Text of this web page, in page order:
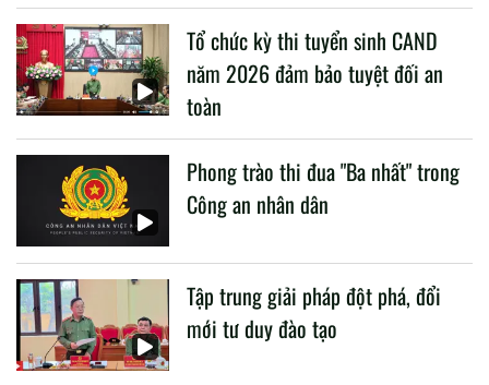
liên quan đến công tác giáo dục và đào tạo của lực lượng
CAND.
Tổ chức kỳ thi tuyển sinh CAND
năm 2026 đảm bảo tuyệt đối an
toàn
Phong trào thi đua "Ba nhất" trong
Công an nhân dân
Tập trung giải pháp đột phá, đổi
mới tư duy đào tạo